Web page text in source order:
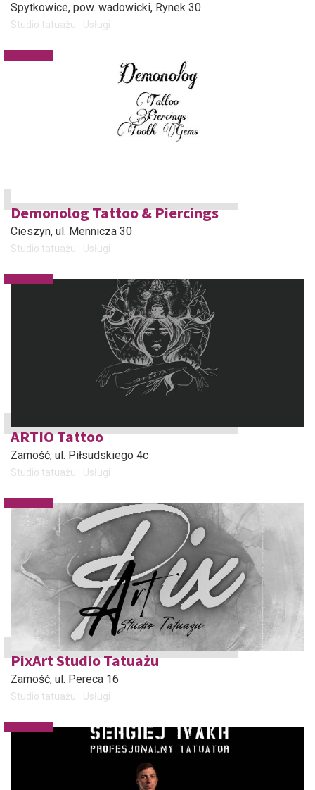
Spytkowice, pow. wadowicki, Rynek 30
Studio tatuażu Usługi
Demonolog Tattoo & Piercings
Cieszyn, ul. Mennicza 30
Studio tatuażu Usługi
ARTIO Tattoo
Zamość, ul. Piłsudskiego 4c
Studio tatuażu Usługi
PixArt Studio Tatuażu
Zamość, ul. Pereca 16
Studio tatuażu Usługi